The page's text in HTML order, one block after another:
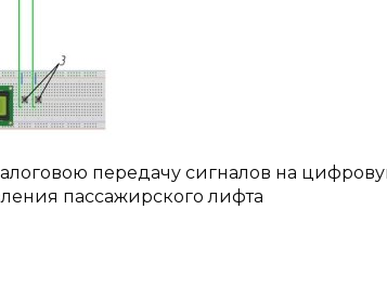
передачу сигналов на
пассажирского лифта